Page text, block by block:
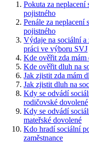
Pokuta za
pojistného
Penále za neplacení
pojistného
Výdaje na sociální
práci ve výboru SVJ
Kde ověřit zda
Kde ověřit dluh na
Jak zjistit zda mám
Jak zjistit dluh na
Kdy se odvádí
rodičovské dovolené
Kdy se odvádí
mateřské dovolené
Kdo hradí sociální
zaměstnance